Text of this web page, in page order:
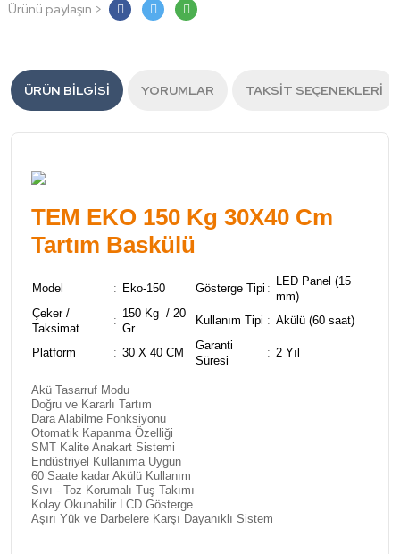
Ürünü paylaşın >
ÜRÜN BILGISI YORUMLAR TAKSIT SEÇENEKLERI
TEM EKO 150 Kg 30X40 Cm
Tartım Baskülü
Model : Eko-150 Gösterge Tipi :
LED Panel (15
mm)
Çeker /
Taksimat
:
150 Kg / 20
Gr
Kullanım Tipi : Akülü (60 saat)
Platform : 30 X 40 CM
Garanti
Süresi
: 2 Yıl
Akü Tasarruf Modu
Doğru ve Kararlı Tartım
Dara Alabilme Fonksiyonu
Otomatik Kapanma Özelliği
SMT Kalite Anakart Sistemi
Endüstriyel Kullanıma Uygun
60 Saate kadar Akülü Kullanım
Sıvı - Toz Korumalı Tuş Takımı
Kolay Okunabilir LCD Gösterge
Aşırı Yük ve Darbelere Karşı Dayanıklı Sistem